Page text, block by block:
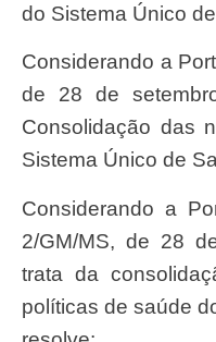
do Sistema Único
Considerando a Portaria de Consolidação nº 3,
de 28 de
Consolidação das
Sistema Único de
Considerando a Portaria de Consolidação nº
2/GM/MS, de 28
trata da
políticas de saúde